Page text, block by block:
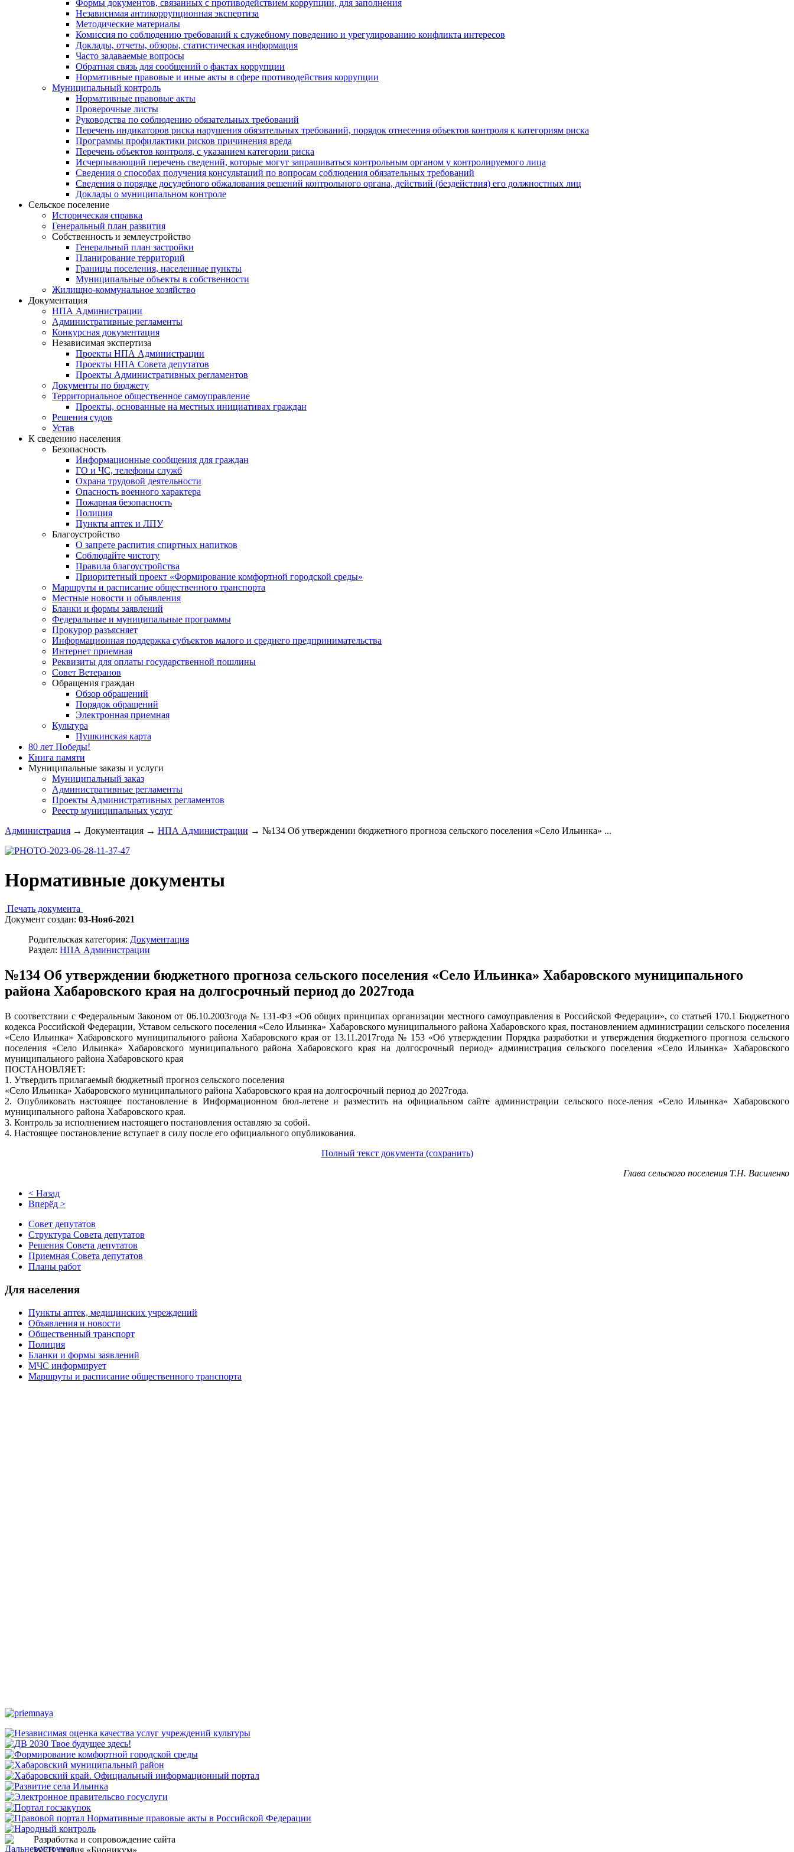
Формы документов, связанных с противодействием коррупции, для заполнения
Независимая антикоррупционная экспертиза
Методические материалы
Комиссия по соблюдению требований к служебному поведению и урегулированию конфликта интересов
Доклады, отчеты, обзоры, статистическая информация
Часто задаваемые вопросы
Обратная связь для сообщений о фактах коррупции
Нормативные правовые и иные акты в сфере противодействия коррупции
Муниципальный контроль
Нормативные правовые акты
Проверочные листы
Руководства по соблюдению обязательных требований
Перечень индикаторов риска нарушения обязательных требований, порядок отнесения объектов контроля к категориям риска
Программы профилактики рисков причинения вреда
Перечень объектов контроля, с указанием категории риска
Исчерпывающий перечень сведений, которые могут запрашиваться контрольным органом у контролируемого лица
Сведения о способах получения консультаций по вопросам соблюдения обязательных требований
Сведения о порядке досудебного обжалования решений контрольного органа, действий (бездействия) его должностных лиц
Доклады о муниципальном контроле
Сельское поселение
Историческая справка
Генеральный план развития
Собственность и землеустройство
Генеральный план застройки
Планирование территорий
Границы поселения, населенные пункты
Муниципальные объекты в собственности
Жилищно-коммунальное хозяйство
Документация
НПА Администрации
Административные регламенты
Конкурсная документация
Независимая экспертиза
Проекты НПА Администрации
Проекты НПА Совета депутатов
Проекты Административных регламентов
Документы по бюджету
Территориальное общественное самоуправление
Проекты, основанные на местных инициативах граждан
Решения судов
Устав
К сведению населения
Безопасность
Информационные сообщения для граждан
ГО и ЧС, телефоны служб
Охрана трудовой деятельности
Опасность военного характера
Пожарная безопасность
Полиция
Пункты аптек и ЛПУ
Благоустройство
О запрете распития спиртных напитков
Соблюдайте чистоту
Правила благоустройства
Приоритетный проект «Формирование комфортной городской среды»
Маршруты и расписание общественного транспорта
Местные новости и объявления
Бланки и формы заявлений
Федеральные и муниципальные программы
Прокурор разъясняет
Информационная поддержка субъектов малого и среднего предпринимательства
Интернет приемная
Реквизиты для оплаты государственной пошлины
Совет Ветеранов
Обращения граждан
Обзор обращений
Порядок обращений
Электронная приемная
Культура
Пушкинская карта
80 лет Победы!
Книга памяти
Муниципальные заказы и услуги
Муниципальный заказ
Административные регламенты
Проекты Административных регламентов
Реестр муниципальных услуг
Администрация → Документация → НПА Администрации → №134 Об утверждении бюджетного прогноза сельского поселения «Село Ильинка» ...
Нормативные документы
Печать документа
Документ создан: 03-Нояб-2021
Родительская категория: Документация
Раздел: НПА Администрации
№134 Об утверждении бюджетного прогноза сельского поселения «Село Ильинка» Хабаровского муниципального
района Хабаровского края на долгосрочный период до 2027года
В соответствии с Федеральным Законом от 06.10.2003года № 131-ФЗ «Об общих принципах организации местного самоуправления в Российской Федерации», со статьей 170.1 Бюджетного
кодекса Российской Федерации, Уставом сельского поселения «Село Ильинка» Хабаровского муниципального района Хабаровского края, постановлением администрации сельского поселения
«Село Ильинка» Хабаровского муниципального района Хабаровского края от 13.11.2017года № 153 «Об утверждении Порядка разработки и утверждения бюджетного прогноза сельского
поселения «Село Ильинка» Хабаровского муниципального района Хабаровского края на долгосрочный период» администрация сельского поселения «Село Ильинка» Хабаровского
муниципального района Хабаровского края
ПОСТАНОВЛЯЕТ:
1. Утвердить прилагаемый бюджетный прогноз сельского поселения
«Село Ильинка» Хабаровского муниципального района Хабаровского края на долгосрочный период до 2027года.
2. Опубликовать настоящее постановление в Информационном бюл-летене и разместить на официальном сайте администрации сельского посе-ления «Село Ильинка» Хабаровского
муниципального района Хабаровского края.
3. Контроль за исполнением настоящего постановления оставляю за собой.
4. Настоящее постановление вступает в силу после его официального опубликования.
Полный текст документа (сохранить)
Глава сельского поселения Т.Н. Василенко
< Назад
Вперёд >
Совет депутатов
Структура Совета депутатов
Решения Совета депутатов
Приемная Совета депутатов
Планы работ
Для населения
Пункты аптек, медицинских учреждений
Объявления и новости
Общественный транспорт
Полиция
Бланки и формы заявлений
МЧС информирует
Маршруты и расписание общественного транспорта
Разработка и сопровождение сайта
WEB студия «Бионикум».